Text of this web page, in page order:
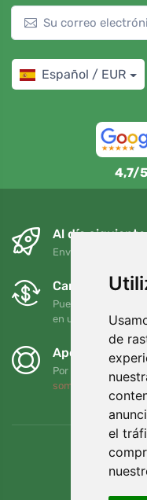
de
el
Español / EUR
4,7/5
Al día
Envío gratuito para
Cambios y
Puede devolver o
en un plazo de 90
Apoyamos a
Por cada pedido
somos